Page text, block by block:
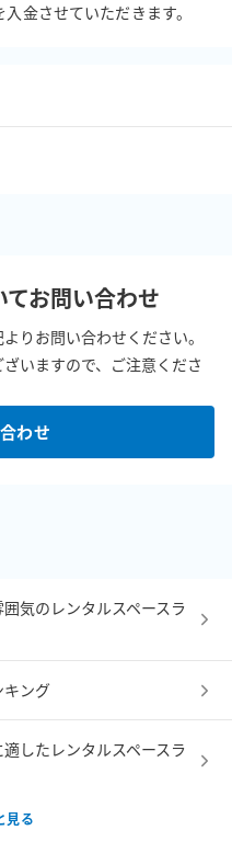
金させていただきます。
てお問い合わせ
りお問い合わせください。
いますので、ご注意くださ
わせ
気のレンタルスペースラ
ング
したレンタルスペースラ
見る